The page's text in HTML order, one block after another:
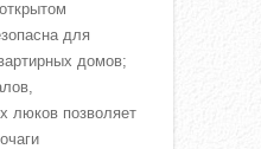
для
домов;
люков позволяет